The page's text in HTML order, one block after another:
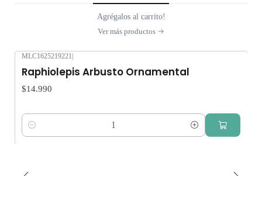
Agrégalos al carrito!
Ver más productos
MLC1625219221 |
Raphiolepis Arbusto Ornamental
$14.990
Cantidad